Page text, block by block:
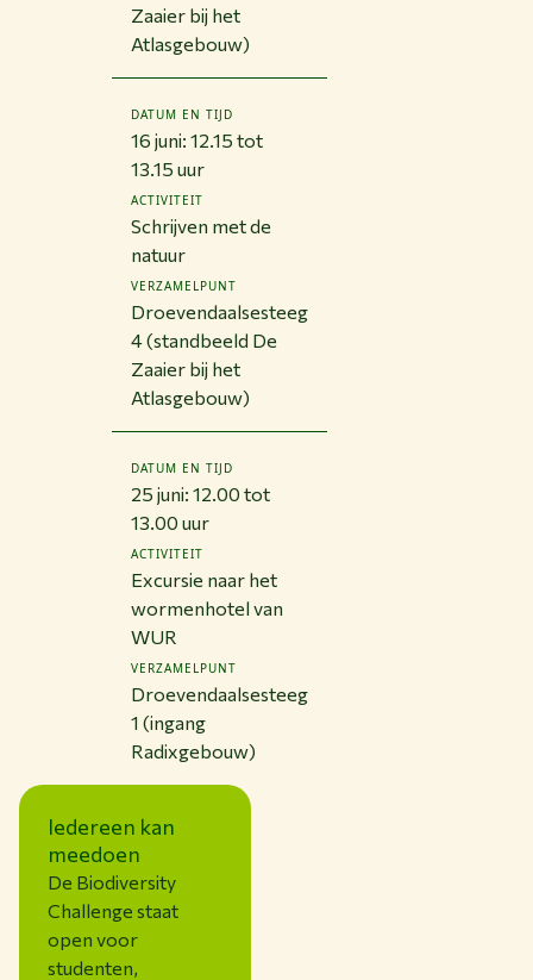
Zaaier bij het
Atlasgebouw)
DATUM EN TIJD
16 juni: 12.15 tot
13.15 uur
ACTIVITEIT
Schrijven met de
natuur
VERZAMELPUNT
Droevendaalsesteeg
4 (standbeeld De
Zaaier bij het
Atlasgebouw)
DATUM EN TIJD
25 juni: 12.00 tot
13.00 uur
ACTIVITEIT
Excursie naar het
wormenhotel van
WUR
VERZAMELPUNT
Droevendaalsesteeg
1 (ingang
Radixgebouw)
Iedereen kan
meedoen
De Biodiversity
Challenge staat
open voor
studenten,